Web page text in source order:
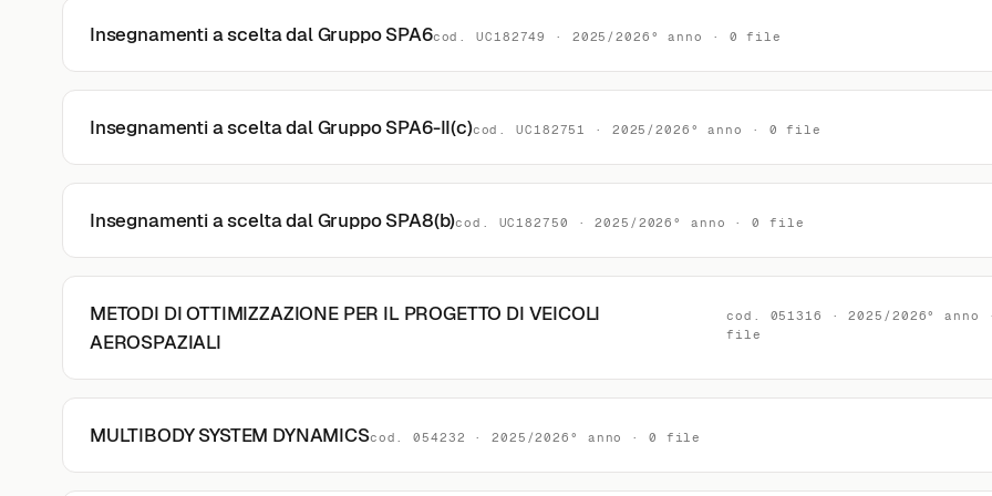
Insegnamenti a scelta dal Gruppo SPA6cod. UC182749 · 2025/2026° anno · 0 file
Insegnamenti a scelta dal Gruppo SPA6-II(c)cod. UC182751 · 2025/2026° anno · 0 file
Insegnamenti a scelta dal Gruppo SPA8(b)cod. UC182750 · 2025/2026° anno · 0 file
METODI DI OTTIMIZZAZIONE PER IL PROGETTO DI VEICOLI
AEROSPAZIALI
cod. 051316 · 2025/2026° anno
file
MULTIBODY SYSTEM DYNAMICScod. 054232 · 2025/2026° anno · 0 file